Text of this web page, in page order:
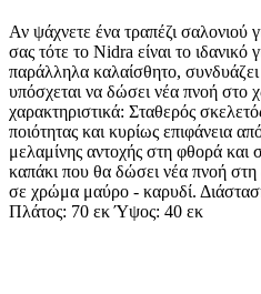
Αν ψάχνετε ένα τραπέζι
σας τότε το Nidra είναι τo
παράλληλα καλαίσθητo, συνδυάζει
υπόσχεται να δώσει νέα πνοή στο
χαρακτηριστικά: Σταθερός
ποιότητας και κυρίως επιφάνεια
μελαμίνης αντοχής στη φθορά
καπάκι που θα δώσει νέα πνοή
σε χρώμα μαύρο - καρυδί.
Πλάτος: 70 εκ Ύψος: 40 εκ